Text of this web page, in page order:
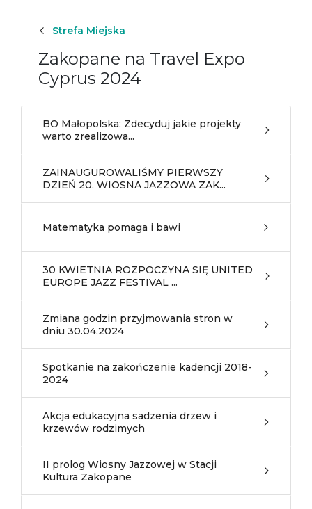
Strefa Miejska
Zakopane na Travel Expo
Cyprus 2024
BO Małopolska: Zdecyduj jakie projekty
warto zrealizowa...
ZAINAUGUROWALIŚMY PIERWSZY
DZIEŃ 20. WIOSNA JAZZOWA ZAK...
Matematyka pomaga i bawi
30 KWIETNIA ROZPOCZYNA SIĘ UNITED
EUROPE JAZZ FESTIVAL ...
Zmiana godzin przyjmowania stron w
dniu 30.04.2024
Spotkanie na zakończenie kadencji 2018-
2024
Akcja edukacyjna sadzenia drzew i
krzewów rodzimych
II prolog Wiosny Jazzowej w Stacji
Kultura Zakopane